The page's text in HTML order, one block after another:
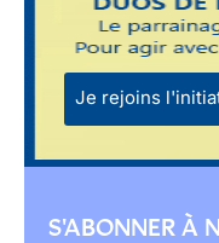
Je rejoins
S'ABONNER À